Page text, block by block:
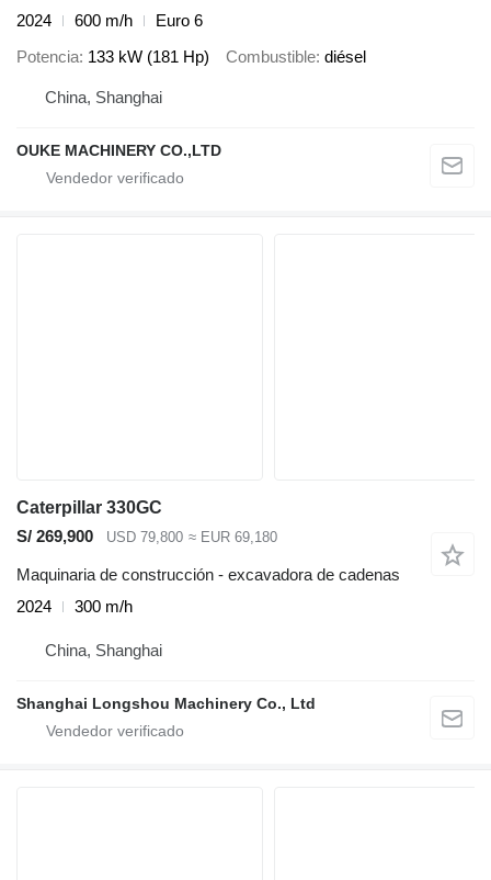
2024
600 m/h
Euro 6
Potencia 133 kW (181 Hp) Combustible diésel
China, Shanghai
OUKE MACHINERY CO.,LTD
Caterpillar 330GC
S/ 269,900
USD 79,800 ≈ EUR 69,180
Maquinaria de construcción - excavadora de cadenas
2024
300 m/h
China, Shanghai
Shanghai Longshou Machinery Co., Ltd